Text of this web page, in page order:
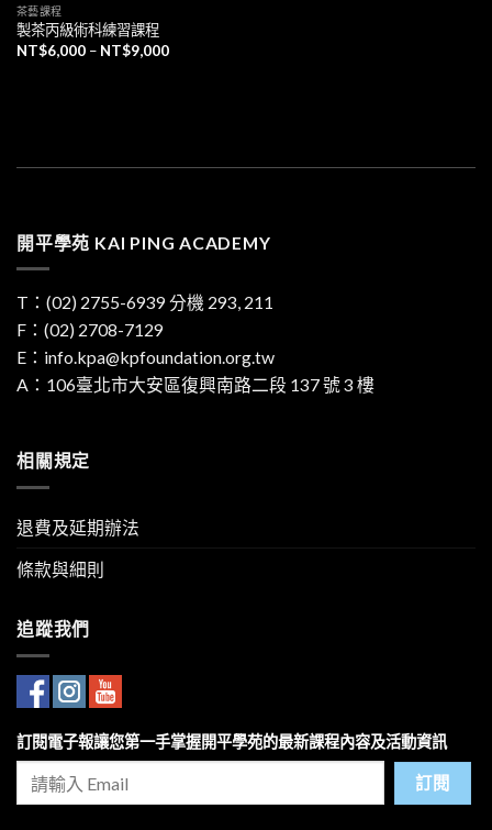
茶藝課程
製茶丙級術科練習課程
NT$6,000– NT$9,000
開平學苑 KAI PING ACADEMY
T： (02) 2755-6939分機 293, 211
F：(02) 2708-7129
E： info.kpa@kpfoundation.org.tw
A： 106臺北市大安區復興南路二段 137 號 3 樓
相關規定
退費及延期辦法
條款與細則
追蹤我們
訂閱電子報讓您第一手掌握開平學苑的最新課程內容及活動資訊